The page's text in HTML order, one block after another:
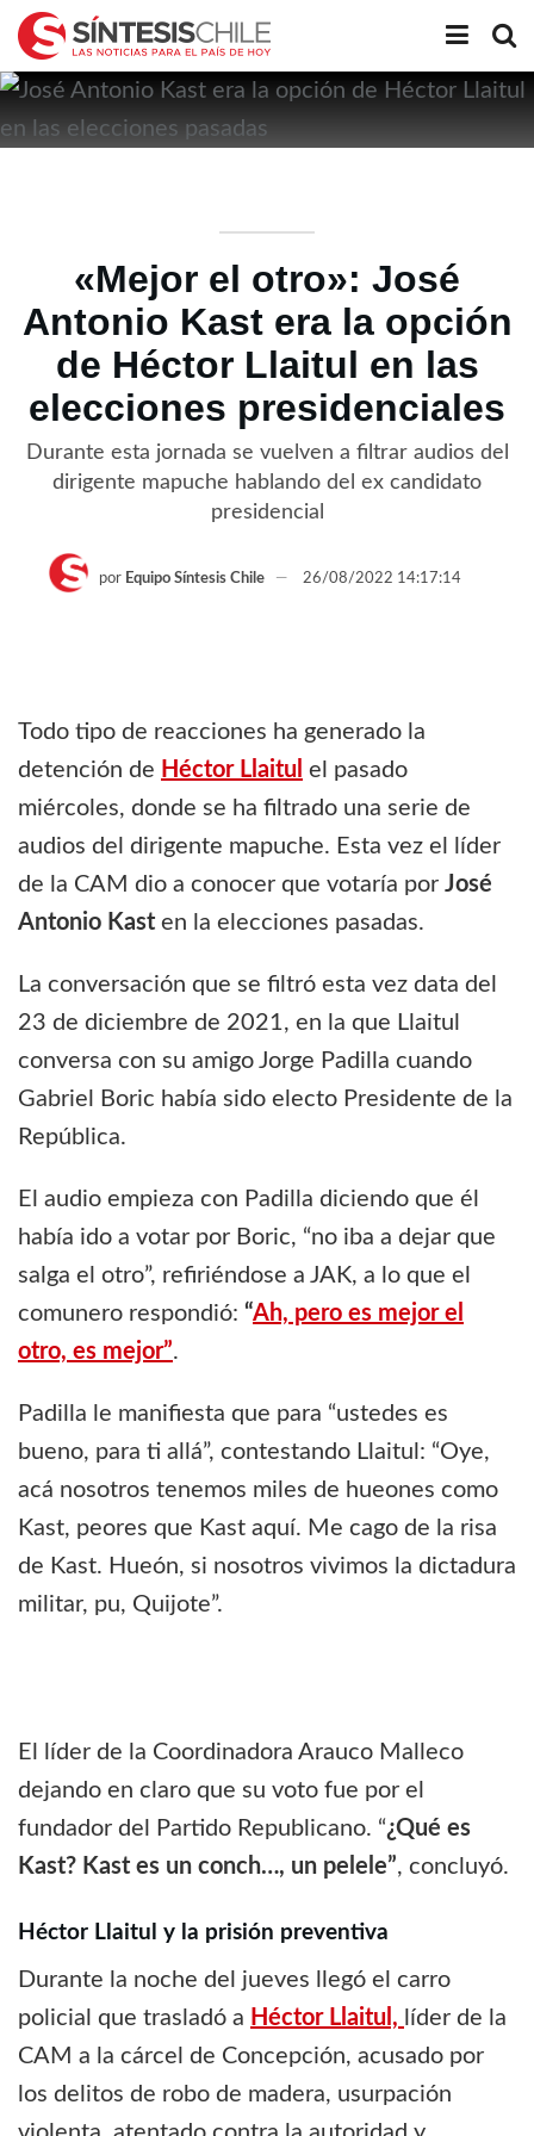
«Mejor el otro»: José
Antonio Kast era la opción
de Héctor Llaitul en las
elecciones presidenciales
Durante esta jornada se vuelven a filtrar audios del
dirigente mapuche hablando del ex candidato
presidencial
por Equipo Síntesis Chile 26/08/2022 14:17:14
Todo tipo de reacciones ha generado la
detención de Héctor Llaitul el pasado
miércoles, donde se ha filtrado una serie de
audios del dirigente mapuche. Esta vez el líder
de la CAM dio a conocer que votaría por José
Antonio Kast en la elecciones pasadas.
La conversación que se filtró esta vez data del
23 de diciembre de 2021, en la que Llaitul
conversa con su amigo Jorge Padilla cuando
Gabriel Boric había sido electo Presidente de la
República.
El audio empieza con Padilla diciendo que él
había ido a votar por Boric, “no iba a dejar que
salga el otro”, refiriéndose a JAK, a lo que el
comunero respondió: “Ah, pero es mejor el
otro, es mejor”.
Padilla le manifiesta que para “ustedes es
bueno, para ti allá”, contestando Llaitul: “Oye,
acá nosotros tenemos miles de hueones como
Kast, peores que Kast aquí. Me cago de la risa
de Kast. Hueón, si nosotros vivimos la dictadura
militar, pu, Quijote”.
El líder de la Coordinadora Arauco Malleco
dejando en claro que su voto fue por el
fundador del Partido Republicano. “¿Qué es
Kast? Kast es un conch…, un pelele”, concluyó.
Héctor Llaitul y la prisión preventiva
Durante la noche del jueves llegó el carro
policial que trasladó a Héctor Llaitul, líder de la
CAM a la cárcel de Concepción, acusado por
los delitos de robo de madera, usurpación